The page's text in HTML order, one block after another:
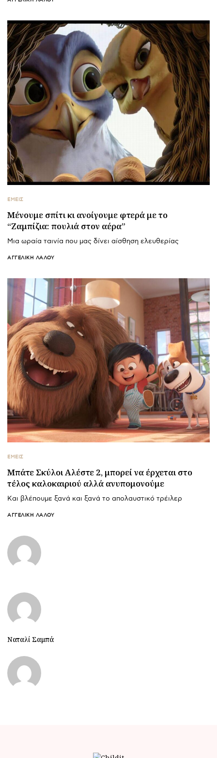
ΕΜΕΙΣ
Μένουμε σπίτι κι ανοίγουμε φτερά με το
“Ζαμπίζια: πουλιά στον αέρα”
Μια ωραία ταινία που μας δίνει αίσθηση ελευθερίας
ΑΓΓΕΛΙΚΉ ΛΆΛΟΥ
ΕΜΕΙΣ
Μπάτε Σκύλοι Αλέστε 2, μπορεί να έρχεται στο
τέλος καλοκαιριού αλλά ανυπομονούμε
Και βλέπουμε ξανά και ξανά το απολαυστικό τρέιλερ
ΑΓΓΕΛΙΚΉ ΛΆΛΟΥ
Ναταλί Σαμπά